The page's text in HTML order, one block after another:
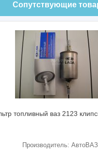
Сопутствующие
топливный ваз 2123
Производитель: АвтоВАЗ